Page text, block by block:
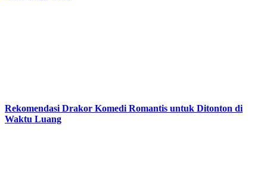
Rekomendasi Drakor Komedi Romantis untuk Ditonton di
Waktu Luang